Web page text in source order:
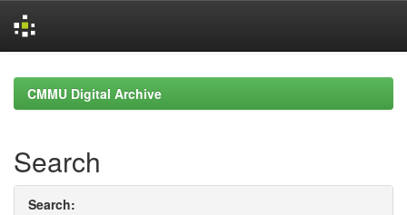
navigationCMMU Digital Archive
Search
Search: